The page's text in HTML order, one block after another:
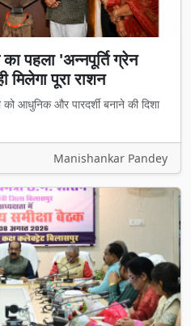
पहला 'अन्नपूर्ति ग्रेन
मिलेगा पूरा राशन
आधुनिक और पारदर्शी बनाने की दिशा
Manishankar Pandey